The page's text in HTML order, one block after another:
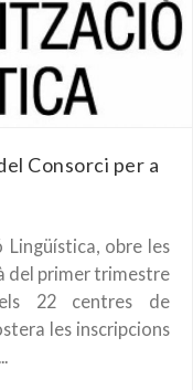
Consorci per a
obre les
del primer trimestre
22 centres de
les inscripcions